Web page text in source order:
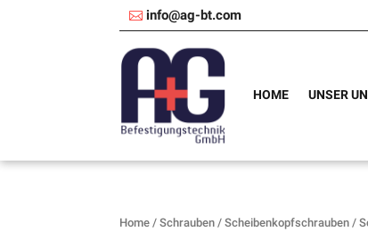
info@ag-bt.com
HOME UNSER
Home /Schrauben /Scheibenkopfschrauben /